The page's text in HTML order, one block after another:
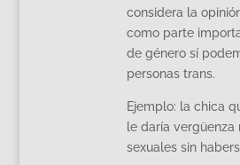
considera la
como parte
de género sí
personas trans.
Ejemplo: la chica
le daría
sexuales sin